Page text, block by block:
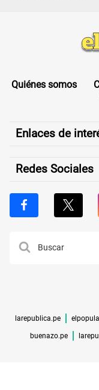
Quiénes somos
Enlaces de
Redes Sociales
larepublica.pe
buenazo.pe